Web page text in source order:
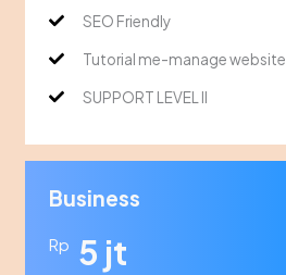
SEO Friendly
Tutorial me-manage website
SUPPORT LEVEL II
Business
Rp 5 jt